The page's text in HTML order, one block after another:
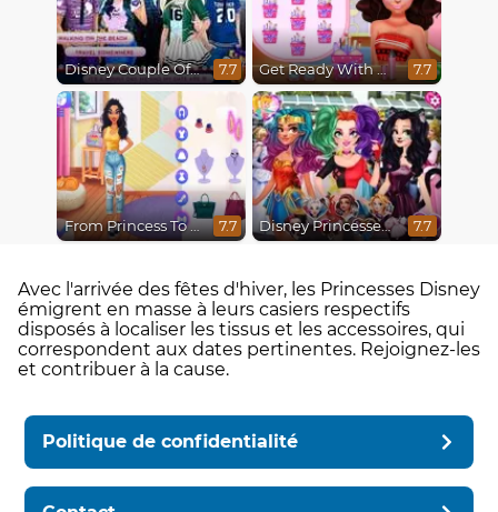
Disney Couple Of The Year 7.7 Get Ready With Me Fairy Fashion Fantasy 7.7
From Princess To Influencer 7.7 Disney Princesses Comicon Cosplay 7.7
Avec l'arrivée des fêtes d'hiver, les Princesses Disney
émigrent en masse à leurs casiers respectifs
disposés à localiser les tissus et les accessoires, qui
correspondent aux dates pertinentes. Rejoignez-les
et contribuer à la cause.
Politique de confidentialité